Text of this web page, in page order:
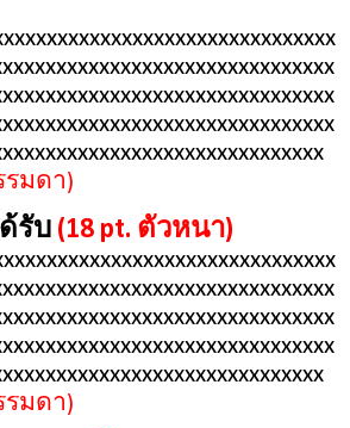
รมดา)
รับ (18 pt. ตัวหนา)
รมดา)